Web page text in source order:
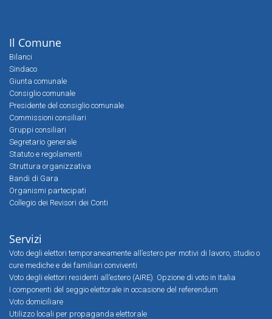
Il Comune
Bilanci
Sindaco
Giunta comunale
Consiglio comunale
Presidente del consiglio comunale
Commissioni consiliari
Gruppi consiliari
Segretario generale
Statuto e regolamenti
Struttura organizzativa
Bandi di Gara
Organismi partecipati
Collegio dei Revisori dei Conti
Servizi
Voto degli elettori temporaneamente all’estero per motivi di lavoro, studio o
cure mediche e dei familiari conviventi
Voto degli elettori residenti all’estero (AIRE). Opzione di voto in Italia
I componenti del seggio elettorale in occasione del referendum
Voto domiciliare
Utilizzo locali per propaganda elettorale